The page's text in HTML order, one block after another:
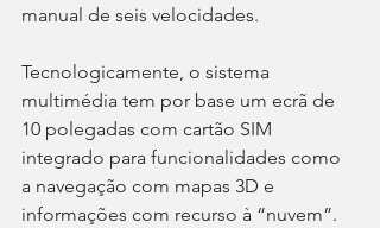
manual de seis velocidades.
Tecnologicamente, o sistema
multimédia tem por base um ecrã de
10 polegadas com cartão SIM
integrado para funcionalidades como
a navegação com mapas 3D e
informações com recurso à “nuvem”.